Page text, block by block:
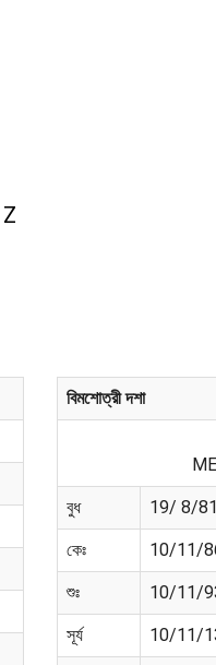
Z
বিমশোত্রী দশা
বুধ 19/ 8/
কেঃ 10/11/
শুঃ 10/11/
সূর্য 10/11/